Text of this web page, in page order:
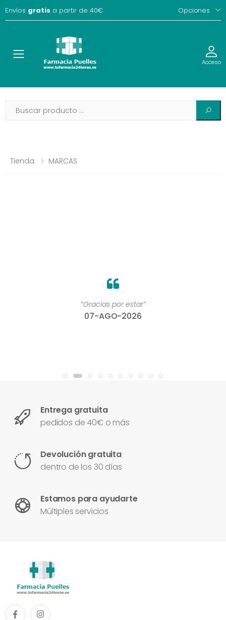
Envíos gratis a partir de 40€ Opciones
Toggle Acceso
Tienda MARCAS
“Gracias por estar”
07-AGO-2026
Entrega gratuita
pedidos de 40€ o más
Devolución gratuita
dentro de los 30 días
Estamos para ayudarte
Múltiples servicios